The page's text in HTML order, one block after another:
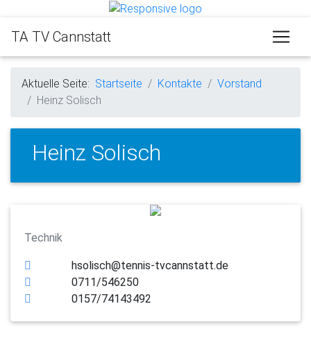
TA TV Cannstatt
Aktuelle Seite: Startseite Kontakte
Vorstand
Heinz Solisch
Heinz Solisch
Technik
hsolisch@tennis-tvcannstatt.de
0711/546250
0157/74143492